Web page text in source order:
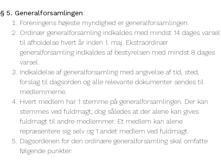
§ 5. Generalforsamlingen
Foreningens højeste myndighed er generalforsamlingen.
Ordinær generalforsamling indkaldes med mindst 14 dages varsel
til afholdelse hvert år inden 1. maj. Ekstraordinær
generalforsamling indkaldes af bestyrelsen med mindst 8 dages
varsel.
Indkaldelse af generalforsamling med angivelse af tid, sted,
forslag til dagsorden og alle relevante dokumenter sendes til
medlemmerne.
Hvert medlem har 1 stemme på generalforsamlingen. Der kan
stemmes ved fuldmagt, dog således at der alene kan gives
fuldmagt til andre medlemmer. Et medlem kan alene
repræsentere sig selv og 1 andet medlem ved fuldmagt.
Dagsordenen for den ordinære generalforsamling skal omfatte
følgende punkter: